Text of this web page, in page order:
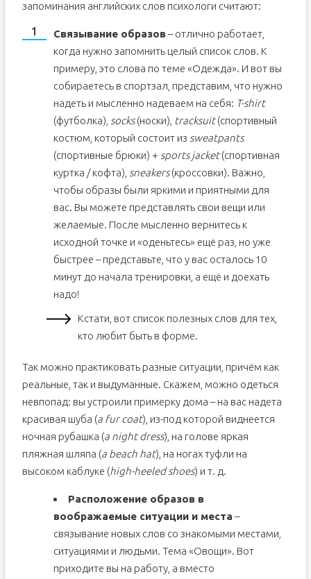
запоминания английских слов психологи считают:
Связывание образов– отлично работает,
когда нужно запомнить целый список слов. К
примеру, это слова по теме «Одежда». И вот вы
собираетесь в спортзал, представим, что нужно
надеть и мысленно надеваем на себя: T-shirt
(футболка), socks(носки), tracksuit(спортивный
костюм, который состоит из sweatpants
(спортивные брюки) + sports jacket(спортивная
куртка / кофта), sneakers(кроссовки). Важно,
чтобы образы были яркими и приятными для
вас. Вы можете представлять свои вещи или
желаемые. После мысленно вернитесь к
исходной точке и «оденьтесь» ещё раз, но уже
быстрее – представьте, что у вас осталось 10
минут до начала тренировки, а ещё и доехать
надо!
Кстати, вот список полезных слов для тех,
кто любит быть в форме.
Так можно практиковать разные ситуации, причём как
реальные, так и выдуманные. Скажем, можно одеться
невпопад: вы устроили примерку дома – на вас надета
красивая шуба (a fur coat), из-под которой виднеется
ночная рубашка (a night dress), на голове яркая
пляжная шляпа (a beach hat), на ногах туфли на
высоком каблуке (high-heeled shoes) и т. д.
Расположение образов в
воображаемые ситуации и места –
связывание новых слов со знакомыми местами,
ситуациями и людьми. Тема «Овощи». Вот
приходите вы на работу, а вместо